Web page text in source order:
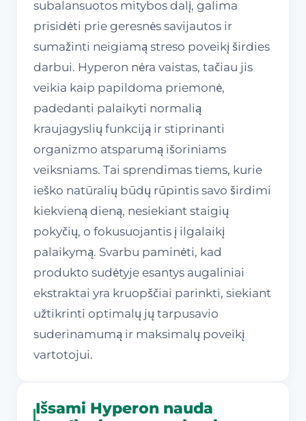
subalansuotos mitybos dalį, galima
prisidėti prie geresnės savijautos ir
sumažinti neigiamą streso poveikį širdies
darbui. Hyperon nėra vaistas, tačiau jis
veikia kaip papildoma priemonė,
padedanti palaikyti normalią
kraujagyslių funkciją ir stiprinanti
organizmo atsparumą išoriniams
veiksniams. Tai sprendimas tiems, kurie
ieško natūralių būdų rūpintis savo širdimi
kiekvieną dieną, nesiekiant staigių
pokyčių, o fokusuojantis į ilgalaikį
palaikymą. Svarbu paminėti, kad
produkto sudėtyje esantys augaliniai
ekstraktai yra kruopščiai parinkti, siekiant
užtikrinti optimalų jų tarpusavio
suderinamumą ir maksimalų poveikį
vartotojui.
Išsami Hyperon nauda